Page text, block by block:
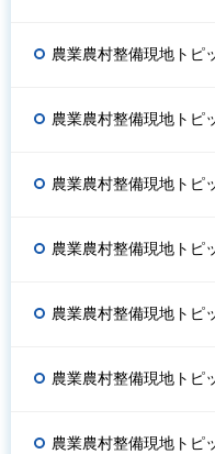
農業農村整備現地トピ
農業農村整備現地トピ
農業農村整備現地トピ
農業農村整備現地トピ
農業農村整備現地トピ
農業農村整備現地トピ
農業農村整備現地トピ